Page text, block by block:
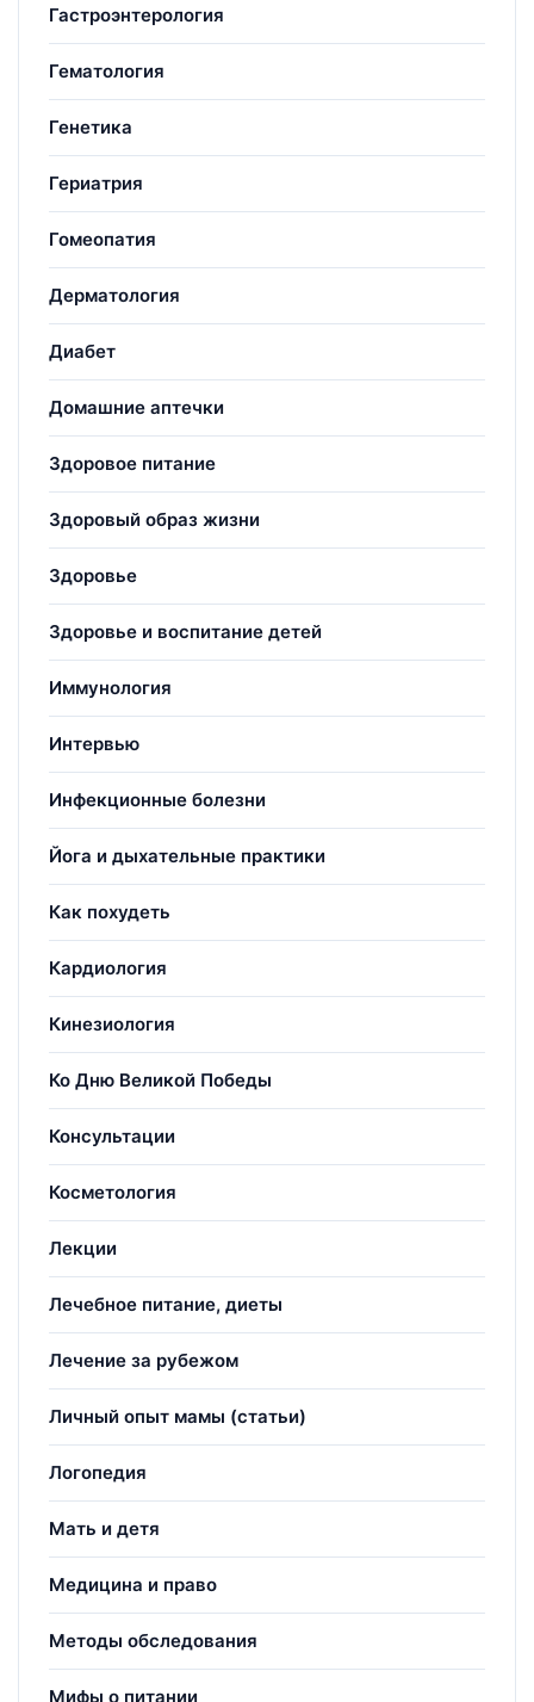
Гастроэнтерология
Гематология
Генетика
Гериатрия
Гомеопатия
Дерматология
Диабет
Домашние аптечки
Здоровое питание
Здоровый образ жизни
Здоровье
Здоровье и воспитание детей
Иммунология
Интервью
Инфекционные болезни
Йога и дыхательные практики
Как похудеть
Кардиология
Кинезиология
Ко Дню Великой Победы
Консультации
Косметология
Лекции
Лечебное питание, диеты
Лечение за рубежом
Личный опыт мамы (статьи)
Логопедия
Мать и детя
Медицина и право
Методы обследования
Мифы о питании